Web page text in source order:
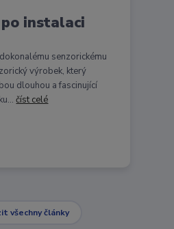
instalaci
senzorickému
výrobek, který
dlouhou a fascinující
číst celé
všechny články